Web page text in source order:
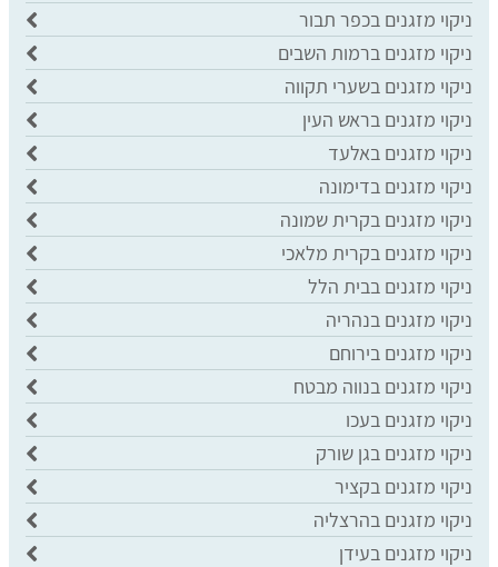
ניקוי מזגנים בכפר תבור
ניקוי מזגנים ברמות השבים
ניקוי מזגנים בשערי תקווה
ניקוי מזגנים בראש העין
ניקוי מזגנים באלעד
ניקוי מזגנים בדימונה
ניקוי מזגנים בקרית שמונה
ניקוי מזגנים בקרית מלאכי
ניקוי מזגנים בבית הלל
ניקוי מזגנים בנהריה
ניקוי מזגנים בירוחם
ניקוי מזגנים בנווה מבטח
ניקוי מזגנים בעכו
ניקוי מזגנים בגן שורק
ניקוי מזגנים בקציר
ניקוי מזגנים בהרצליה
ניקוי מזגנים בעידן